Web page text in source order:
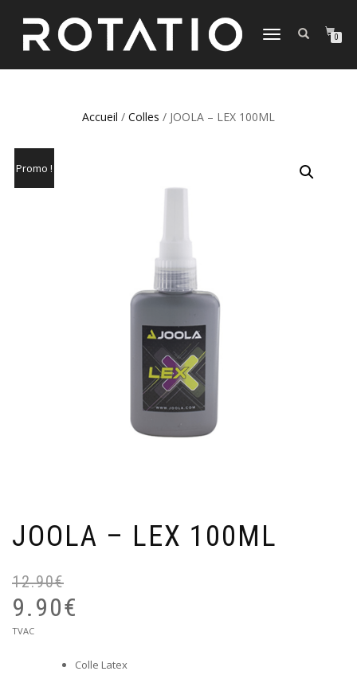
DÉPLIER
0
Accueil / Colles / JOOLA – LEX 100ML
Promo !
JOOLA – LEX 100ML
12.90€
9.90€
Le
TVAC
Colle Latex